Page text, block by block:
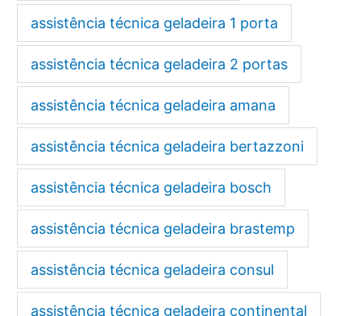
assistência técnica geladeira 1 porta
assistência técnica geladeira 2 portas
assistência técnica geladeira amana
assistência técnica geladeira bertazzoni
assistência técnica geladeira bosch
assistência técnica geladeira brastemp
assistência técnica geladeira consul
assistência técnica geladeira continental